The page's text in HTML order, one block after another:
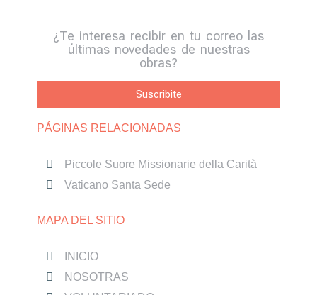
¿Te interesa recibir en tu correo las
últimas novedades de nuestras
obras?
Suscribite
PÁGINAS RELACIONADAS
Piccole Suore Missionarie della Carità
Vaticano Santa Sede
MAPA DEL SITIO
INICIO
NOSOTRAS